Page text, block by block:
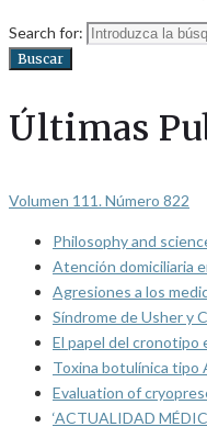
Search for:
Buscar
Últimas
Volumen 111. Número 822
Philosophy and
Atención domiciliaria
Agresiones a los
Síndrome de Usher y
El papel del cronotipo
Toxina botulínica tipo
Evaluation of
‘ACTUALIDAD